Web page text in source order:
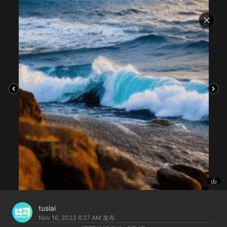
tusiai
Nov 16, 2023 6:27 AM 发布